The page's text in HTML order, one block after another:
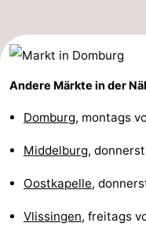
trinken
Ringstechen
Praktisch
Forum
Route
-
Parken
Reisebuchshop
Andere Märkte in der
Domburg, montags
Middelburg,
Oostkapelle,
Vlissingen, freitags